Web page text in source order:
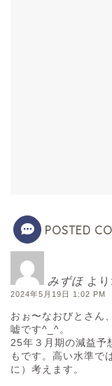
POSTED
みずほ より:
2024年5月19日 1:02 PM
おぉ〜なおびとさん
嘘です^_^。
25年３月期の減益予
もです。高い水準で
に）考えます。